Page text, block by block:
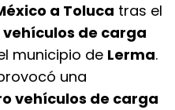
a Toluca tras el
de carga
municipio de Lerma.
una
vehículos de carga